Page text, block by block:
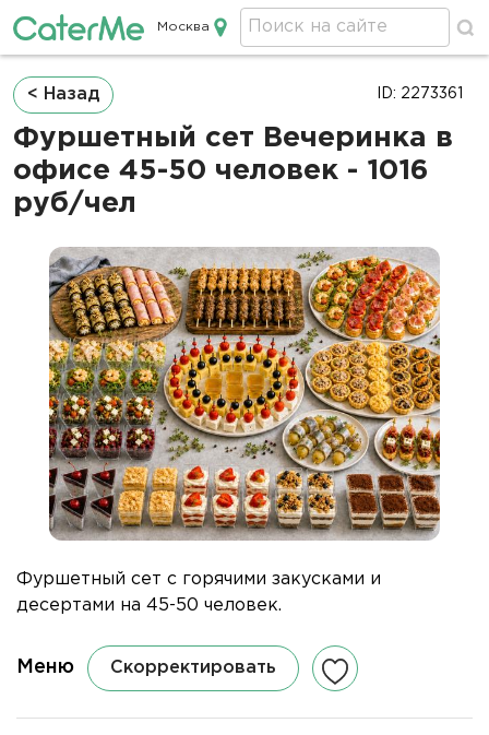
Кейтеринг в Москве
Москва
Строка
навигации
< Назад
Фуршетный сет Вечеринка в
офисе 45-50 человек - 1016
руб/чел
ID: 2273361
Фуршетный сет с горячими закусками и
десертами на 45-50 человек.
Меню Скорректировать